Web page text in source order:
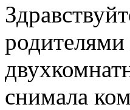
снимала